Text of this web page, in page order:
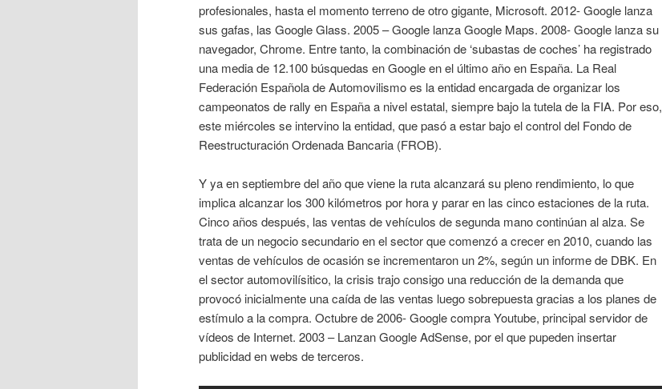
profesionales, hasta el momento terreno de otro gigante, Microsoft. 2012- Google lanza
sus gafas, las Google Glass. 2005 – Google lanza Google Maps. 2008- Google lanza su
navegador, Chrome. Entre tanto, la combinación de ‘subastas de coches’ ha registrado
una media de 12.100 búsquedas en Google en el último año en España. La Real
Federación Española de Automovilismo es la entidad encargada de organizar los
campeonatos de rally en España a nivel estatal, siempre bajo la tutela de la FIA. Por eso,
este miércoles se intervino la entidad, que pasó a estar bajo el control del Fondo de
Reestructuración Ordenada Bancaria (FROB).
Y ya en septiembre del año que viene la ruta alcanzará su pleno rendimiento, lo que
implica alcanzar los 300 kilómetros por hora y parar en las cinco estaciones de la ruta.
Cinco años después, las ventas de vehículos de segunda mano continúan al alza. Se
trata de un negocio secundario en el sector que comenzó a crecer en 2010, cuando las
ventas de vehículos de ocasión se incrementaron un 2%, según un informe de DBK. En
el sector automovilísitico, la crisis trajo consigo una reducción de la demanda que
provocó inicialmente una caída de las ventas luego sobrepuesta gracias a los planes de
estímulo a la compra. Octubre de 2006- Google compra Youtube, principal servidor de
vídeos de Internet. 2003 – Lanzan Google AdSense, por el que pupeden insertar
publicidad en webs de terceros.